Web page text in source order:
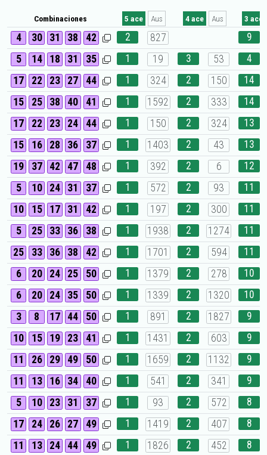
Combinaciones 5 ace Aus 4 ace Aus 3 ace
4 30 31 38 42 2 827
9
5
14 18 31 35 1 19 3 53
4
17
22 23 27 44 1 324 2 150
14
15
25 38 40 41 1 1592 2 333
14
17
22 23 24 44 1 150 2 324
13
15
16 28 36 37 1 1403 2 43
13
19
37 42 47 48 1 392 2 6
12
5
10 24 31 37 1 572 2 93
11
10
15 17 31 42 1 197 2 300
11
5
25 33 36 38 1 1938 2 1274
11
25
33 36 38 42 1 1701 2 594
11
6
20 24 25 50 1 1379 2 278
10
6
20 24 35 50 1 1339 2 1320
10
3
8 17 44 50 1 891 2 1827
9
10
15 19 23 41 1 1431 2 603
9
11
26 29 49 50 1 1659 2 1132
9
11
13 16 34 40 1 541 2 341
9
5
10 23 31 37 1 93 2 572
8
17
24 26 27 49 1 1419 2 407
8
11
13 24 44 49 1 1826 2 452 8